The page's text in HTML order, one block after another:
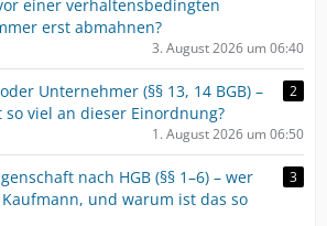
einer verhaltensbedingten
erst abmahnen?
3. August 2026 um 06:40
Unternehmer (§§ 13, 14 BGB) –
viel an dieser Einordnung?
2
1. August 2026 um 06:50
nach HGB (§§ 1–6) – wer
und warum ist das so
3